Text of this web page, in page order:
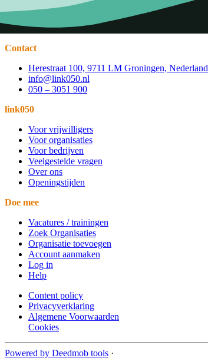
Contact
Herestraat 100, 9711 LM Groningen, Nederland
info@link050.nl
050 – 3051 900
link050
Voor vrijwilligers
Voor organisaties
Voor bedrijven
Veelgestelde vragen
Over ons
Openingstijden
Doe mee
Vacatures / trainingen
Zoek Organisaties
Organisatie toevoegen
Account aanmaken
Log in
Help
Content policy
Privacyverklaring
Algemene Voorwaarden
Cookies
Powered by Deedmob tools ·